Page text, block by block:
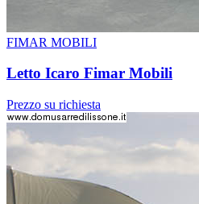
FIMAR MOBILI
Letto Icaro Fimar Mobili
Prezzo su richiesta